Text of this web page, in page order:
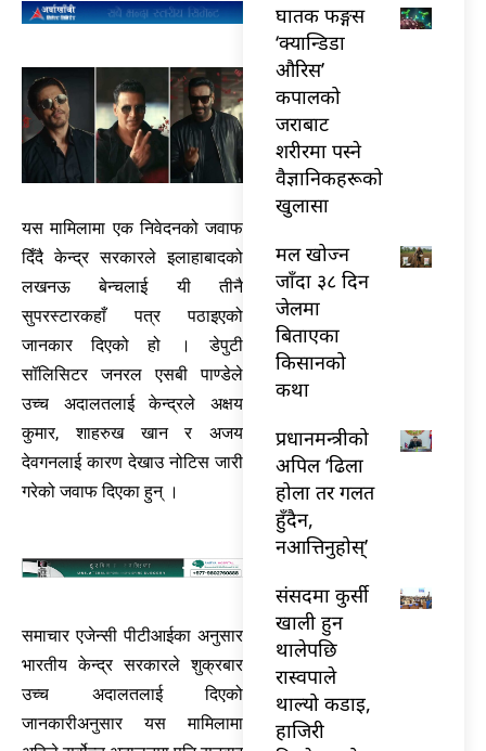
यस मामिलामा एक निवेदनको जवाफ
दिँदै केन्द्र सरकारले इलाहाबादको
लखनऊ बेन्चलाई यी तीनै
सुपरस्टारकहाँ पत्र पठाइएको
जानकार दिएको हो । डेपुटी
सॉलिसिटर जनरल एसबी पाण्डेले
उच्च अदालतलाई केन्द्रले अक्षय
कुमार, शाहरुख खान र अजय
देवगनलाई कारण देखाउ नोटिस जारी
गरेको जवाफ दिएका हुन् ।
समाचार एजेन्सी पीटीआईका अनुसार
भारतीय केन्द्र सरकारले शुक्रबार
उच्च अदालतलाई दिएको
जानकारीअनुसार यस मामिलामा
घातक फङ्गस
‘क्यान्डिडा
औरिस’
कपालको
जराबाट
शरीरमा पस्ने
वैज्ञानिकहरूको
खुलासा
मल खोज्न
जाँदा ३८ दिन
जेलमा
बिताएका
किसानको
कथा
प्रधानमन्त्रीको
अपिल ‘ढिला
होला तर गलत
हुँदैन,
नआत्तिनुहोस्’
संसदमा कुर्सी
खाली हुन
थालेपछि
रास्वपाले
थाल्यो कडाइ,
हाजिरी